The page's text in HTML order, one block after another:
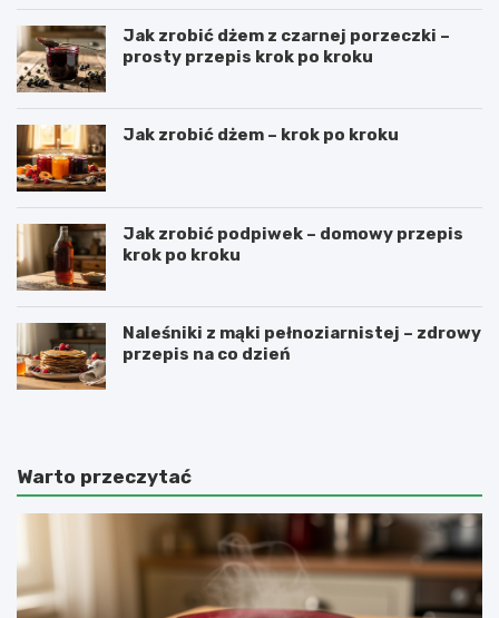
Jak zrobić dżem z czarnej porzeczki –
prosty przepis krok po kroku
Jak zrobić dżem – krok po kroku
Jak zrobić podpiwek – domowy przepis
krok po kroku
Naleśniki z mąki pełnoziarnistej – zdrowy
przepis na co dzień
Warto przeczytać